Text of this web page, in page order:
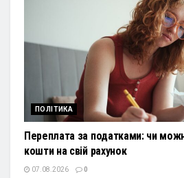
ПОЛІТИКА
Переплата за податками: чи
кошти на свій рахунок
07.08.2026 0